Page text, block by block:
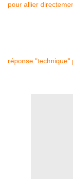
pour allier
réponse "technique"